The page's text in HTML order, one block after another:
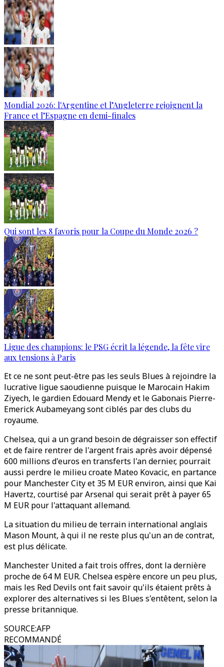
Mondial 2026: l'Argentine et l’Angleterre rejoignent la
France et l’Espagne en demi-finales
Qui sont les 8 favoris pour la Coupe du Monde 2026 ?
Ligue des champions: le PSG écrit la légende, la fête vire
aux tensions à Paris
Et ce ne sont peut-être pas les seuls Blues à rejoindre la
lucrative ligue saoudienne puisque le Marocain Hakim
Ziyech, le gardien Edouard Mendy et le Gabonais Pierre-
Emerick Aubameyang sont ciblés par des clubs du
royaume.
Chelsea, qui a un grand besoin de dégraisser son effectif
et de faire rentrer de l'argent frais après avoir dépensé
600 millions d'euros en transferts l'an dernier, pourrait
aussi perdre le milieu croate Mateo Kovacic, en partance
pour Manchester City et 35 M EUR environ, ainsi que Kai
Havertz, courtisé par Arsenal qui serait prêt à payer 65
M EUR pour l'attaquant allemand.
La situation du milieu de terrain international anglais
Mason Mount, à qui il ne reste plus qu'un an de contrat,
est plus délicate.
Manchester United a fait trois offres, dont la dernière
proche de 64 M EUR. Chelsea espère encore un peu plus,
mais les Red Devils ont fait savoir qu'ils étaient prêts à
explorer des alternatives si les Blues s'entêtent, selon la
presse britannique.
SOURCE:AFP
RECOMMANDÉ